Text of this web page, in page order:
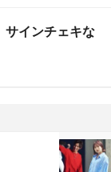
サインチェキな